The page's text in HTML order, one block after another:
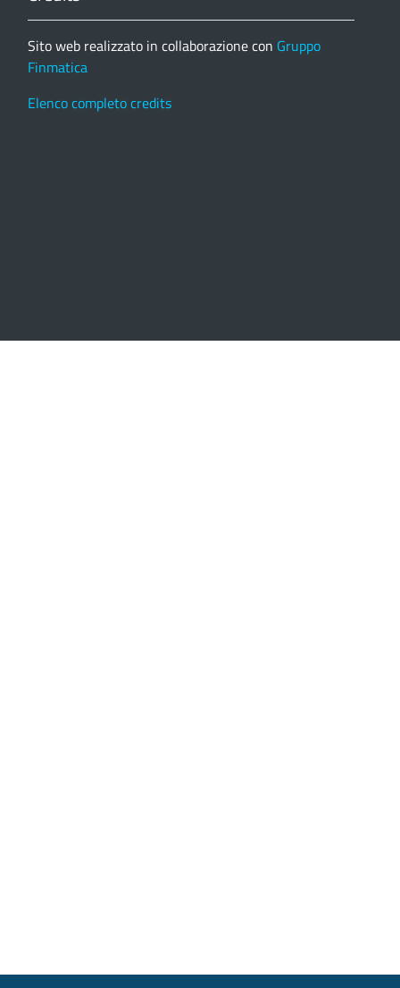
Sito web realizzato in collaborazione con Gruppo
Finmatica
Elenco completo credits